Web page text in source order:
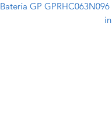
Batería GP